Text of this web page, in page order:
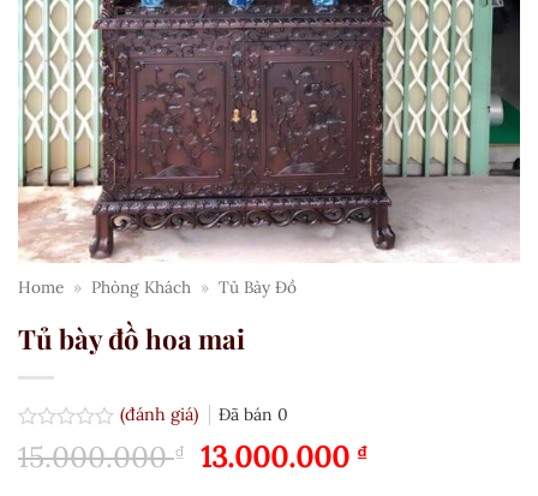
Home » Phòng Khách » Tủ Bày Đồ
Tủ bày đồ hoa mai
Được
xếp
(đánh giá) Đã bán 0
15.000.000₫ Giá
13.000.000 ₫Giá